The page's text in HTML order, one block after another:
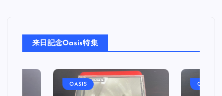
来日記念Oasis特集
OASIS OASIS